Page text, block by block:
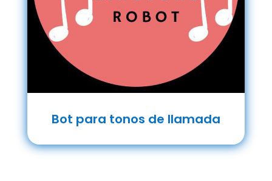
Bot para tonos de llamada